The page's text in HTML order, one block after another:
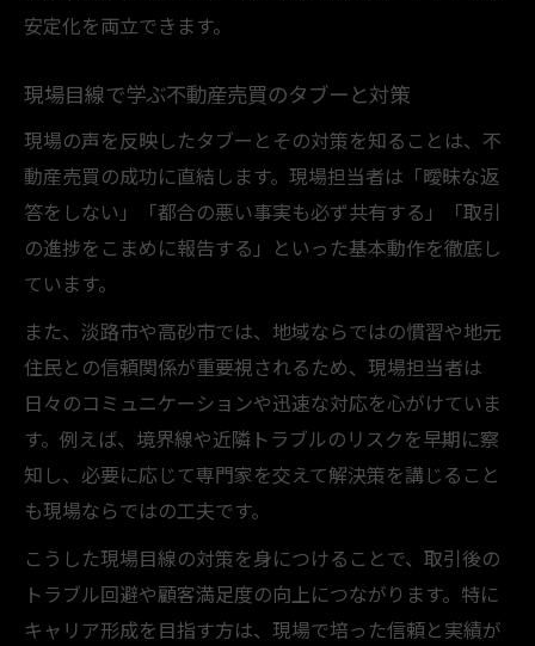
安定化を両立できます。
現場目線で学ぶ不動産売買のタブーと対策
現場の声を反映したタブーとその対策を知ることは、不
動産売買の成功に直結します。現場担当者は「曖昧な返
答をしない」「都合の悪い事実も必ず共有する」「取引
の進捗をこまめに報告する」といった基本動作を徹底し
ています。
また、淡路市や高砂市では、地域ならではの慣習や地元
住民との信頼関係が重要視されるため、現場担当者は
日々のコミュニケーションや迅速な対応を心がけていま
す。例えば、境界線や近隣トラブルのリスクを早期に察
知し、必要に応じて専門家を交えて解決策を講じること
も現場ならではの工夫です。
こうした現場目線の対策を身につけることで、取引後の
トラブル回避や顧客満足度の向上につながります。特に
キャリア形成を目指す方は、現場で培った信頼と実績が